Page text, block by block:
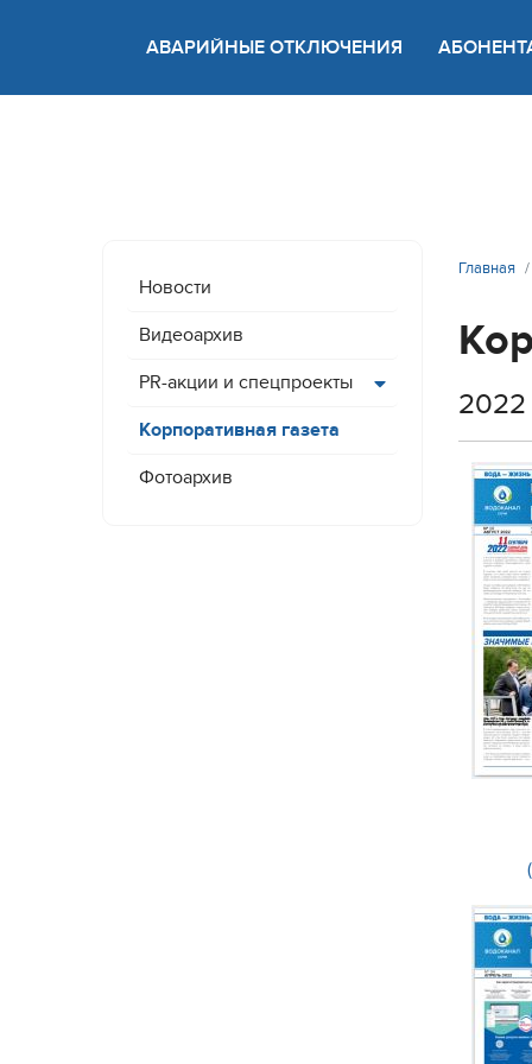
АВАРИЙНЫЕ ОТКЛЮЧЕНИЯ
Новости
Видеоархив
PR-акции и спецпроекты
Корпоративная газета
Фотоархив
Главная
2022